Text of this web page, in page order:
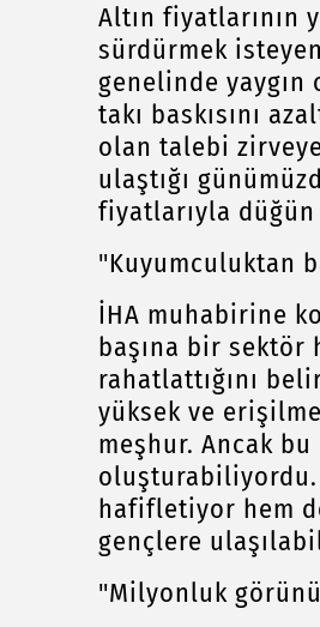
Altın fiyatlarının
sürdürmek
genelinde
takı baskısını
olan talebi
ulaştığı
fiyatlarıyla
"Kuyumculuktan
İHA muhabirine
başına bir
rahatlattığını
yüksek ve
meşhur. Ancak
oluşturabiliyordu.
hafifletiyor hem
gençlere
"Milyonluk